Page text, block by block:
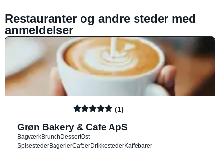
Restauranter og andre steder med
anmeldelser
(1)
Grøn Bakery & Cafe ApS
BagværkBrunchDessertOst
SpisestederBagerierCaféerDrikkestederKaffebarer